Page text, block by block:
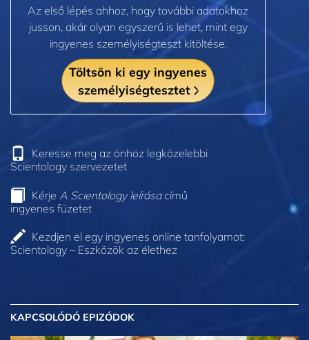
Az első lépés ahhoz, hogy további adatokhoz
jusson, akár olyan egyszerű is lehet, mint egy
ingyenes személyiségteszt kitöltése.
Töltsön ki egy ingyenes
személyiségtesztet
Keresse meg az önhöz legközelebbi
Scientology szervezetet
Kérje A Scientology leírásacímű
ingyenes füzetet
Kezdjen el egy ingyenes online tanfolyamot:
Scientology – Eszközök az élethez
KAPCSOLÓDÓ EPIZÓDOK